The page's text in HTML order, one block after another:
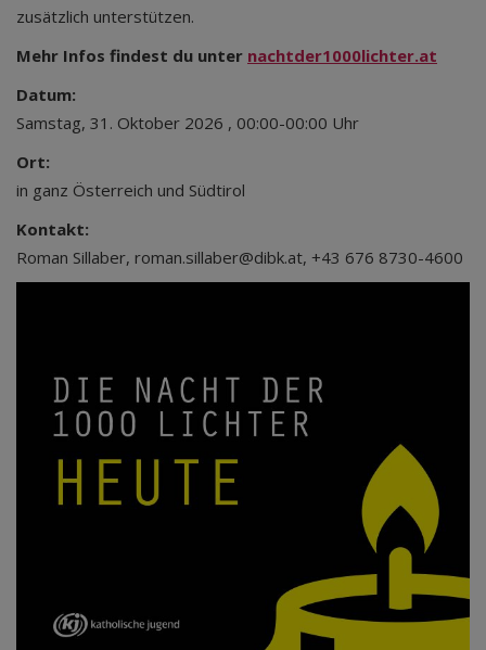
zusätzlich unterstützen.
Mehr Infos findest du unter nachtder1000lichter.at
Datum:
Samstag, 31. Oktober 2026 , 00:00-00:00 Uhr
Ort:
in ganz Österreich und Südtirol
Kontakt:
Roman Sillaber, roman.sillaber@dibk.at, +43 676 8730-4600